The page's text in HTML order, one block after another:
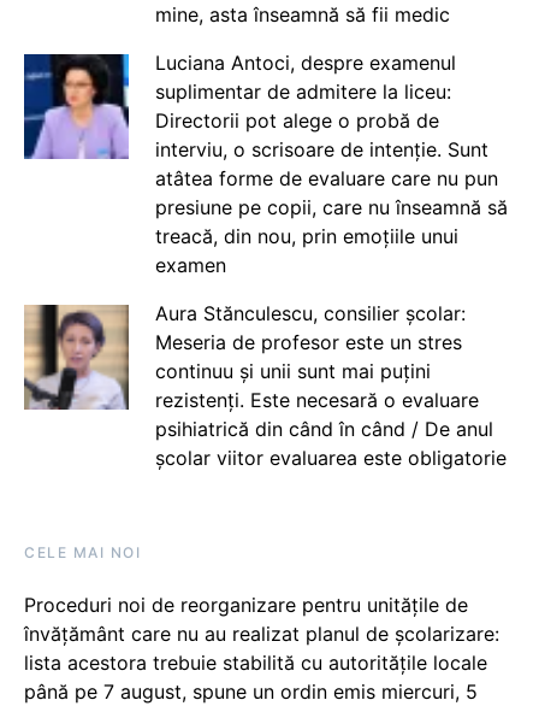
mine, asta înseamnă să fii medic
Luciana Antoci, despre examenul
suplimentar de admitere la liceu:
Directorii pot alege o probă de
interviu, o scrisoare de intenție. Sunt
atâtea forme de evaluare care nu pun
presiune pe copii, care nu înseamnă să
treacă, din nou, prin emoțiile unui
examen
Aura Stănculescu, consilier școlar:
Meseria de profesor este un stres
continuu și unii sunt mai puțini
rezistenți. Este necesară o evaluare
psihiatrică din când în când / De anul
școlar viitor evaluarea este obligatorie
CELE MAI NOI
Proceduri noi de reorganizare pentru unitățile de
învățământ care nu au realizat planul de școlarizare:
lista acestora trebuie stabilită cu autoritățile locale
până pe 7 august, spune un ordin emis miercuri, 5